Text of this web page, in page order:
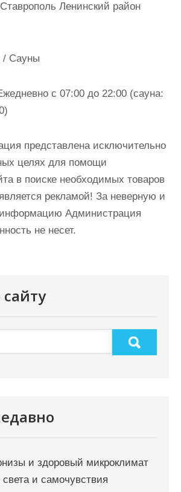
Ставрополь Ленинский район
/ Сауны
с 07:00 до 22:00 (сауна:
представлена исключительно
целях для помощи
в поиске необходимых товаров
рекламой! За неверную и
Администрация
не несет.
и здоровый микроклимат
и самочувствия